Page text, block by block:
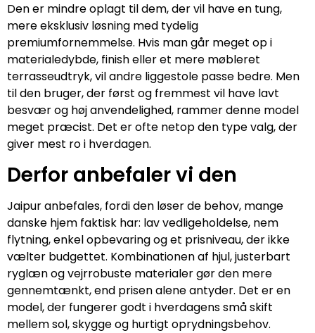
Den er mindre oplagt til dem, der vil have en tung,
mere eksklusiv løsning med tydelig
premiumfornemmelse. Hvis man går meget op i
materialedybde, finish eller et mere møbleret
terrasseudtryk, vil andre liggestole passe bedre. Men
til den bruger, der først og fremmest vil have lavt
besvær og høj anvendelighed, rammer denne model
meget præcist. Det er ofte netop den type valg, der
giver mest ro i hverdagen.
Derfor anbefaler vi den
Jaipur anbefales, fordi den løser de behov, mange
danske hjem faktisk har: lav vedligeholdelse, nem
flytning, enkel opbevaring og et prisniveau, der ikke
vælter budgettet. Kombinationen af hjul, justerbart
ryglæn og vejrrobuste materialer gør den mere
gennemtænkt, end prisen alene antyder. Det er en
model, der fungerer godt i hverdagens små skift
mellem sol, skygge og hurtigt oprydningsbehov.